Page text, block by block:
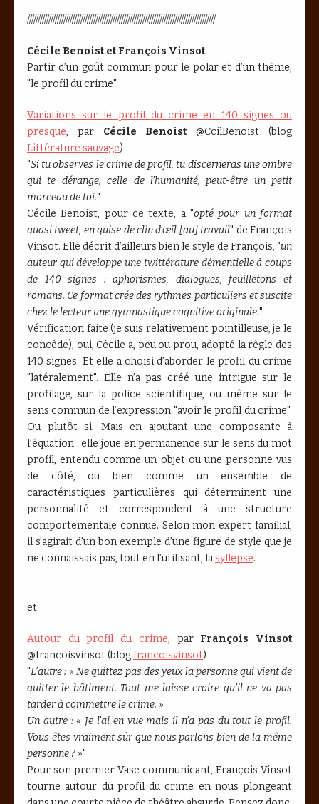
////////////////////////////////////////////////////////////////////////////////////////
Cécile Benoist et François Vinsot
Partir d’un goût commun pour le polar et d’un thème,
"le profil du crime".
Variations sur le profil du crime en 140 signes ou
presque, par Cécile Benoist @CcilBenoist (blog
Littérature sauvage)
"Si tu observes le crime de profil, tu discerneras une ombre
qui te dérange, celle de l’humanité, peut-être un petit
morceau de toi."
Cécile Benoist, pour ce texte, a "opté pour un format
quasi tweet, en guise de clin d’œil [au] travail" de François
Vinsot. Elle décrit d’ailleurs bien le style de François, "un
auteur qui développe une twittérature démentielle à coups
de 140 signes : aphorismes, dialogues, feuilletons et
romans. Ce format crée des rythmes particuliers et suscite
chez le lecteur une gymnastique cognitive originale."
Vérification faite (je suis relativement pointilleuse, je le
concède), oui, Cécile a, peu ou prou, adopté la règle des
140 signes. Et elle a choisi d’aborder le profil du crime
"latéralement". Elle n’a pas créé une intrigue sur le
profilage, sur la police scientifique, ou même sur le
sens commun de l’expression "avoir le profil du crime".
Ou plutôt si. Mais en ajoutant une composante à
l’équation : elle joue en permanence sur le sens du mot
profil, entendu comme un objet ou une personne vus
de côté, ou bien comme un ensemble de
caractéristiques particulières qui déterminent une
personnalité et correspondent à une structure
comportementale connue. Selon mon expert familial,
il s’agirait d’un bon exemple d’une figure de style que je
ne connaissais pas, tout en l’utilisant, lasyllepse.
et
Autour du profil du crime, par François Vinsot
@francoisvinsot (blogfrancoisvinsot)
"L’autre : « Ne quittez pas des yeux la personne qui vient de
quitter le bâtiment. Tout me laisse croire qu’il ne va pas
tarder à commettre le crime. »
Un autre : « Je l’ai en vue mais il n’a pas du tout le profil.
Vous êtes vraiment sûr que nous parlons bien de la même
personne ? »"
Pour son premier Vase communicant, François Vinsot
tourne autour du profil du crime en nous plongeant